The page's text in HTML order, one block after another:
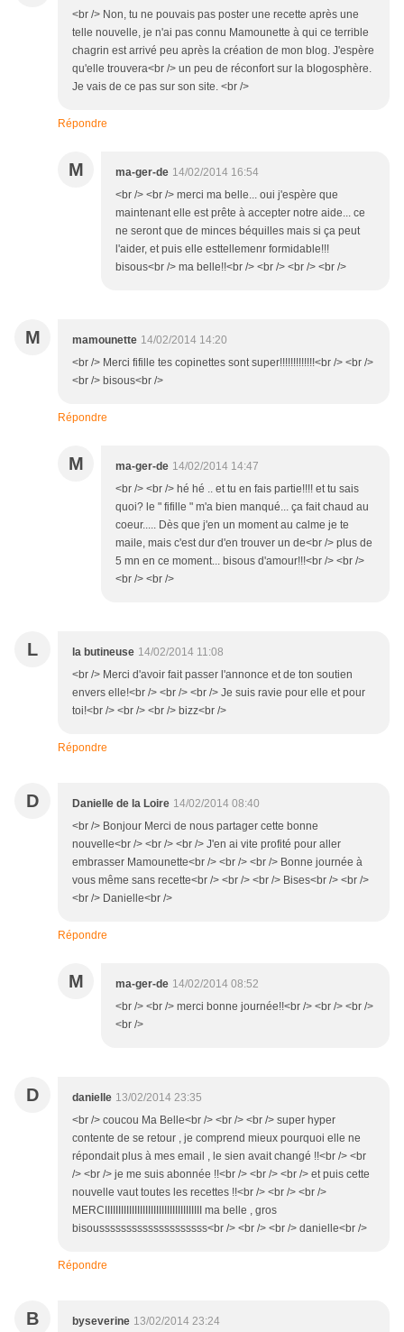
<br /> Non, tu ne pouvais pas poster une recette après une
telle nouvelle, je n'ai pas connu Mamounette à qui ce terrible
chagrin est arrivé peu après la création de mon blog. J'espère
qu'elle trouvera<br /> un peu de réconfort sur la blogosphère.
Je vais de ce pas sur son site. <br />
Répondre
M ma-ger-de 14/02/2014 16:54
<br /> <br /> merci ma belle... oui j'espère que
maintenant elle est prête à accepter notre aide... ce
ne seront que de minces béquilles mais si ça peut
l'aider, et puis elle esttellemenr formidable!!!
bisous<br /> ma belle!!<br /> <br /> <br /> <br />
M mamounette 14/02/2014 14:20
<br /> Merci fifille tes copinettes sont super!!!!!!!!!!!!!<br /> <br />
<br /> bisous<br />
Répondre
M ma-ger-de 14/02/2014 14:47
<br /> <br /> hé hé .. et tu en fais partie!!!! et tu sais
quoi? le " fifille " m'a bien manqué... ça fait chaud au
coeur..... Dès que j'en un moment au calme je te
maile, mais c'est dur d'en trouver un de<br /> plus de
5 mn en ce moment... bisous d'amour!!!<br /> <br />
<br /> <br />
L la butineuse 14/02/2014 11:08
<br /> Merci d'avoir fait passer l'annonce et de ton soutien
envers elle!<br /> <br /> <br /> Je suis ravie pour elle et pour
toi!<br /> <br /> <br /> bizz<br />
Répondre
D Danielle de la Loire 14/02/2014 08:40
<br /> Bonjour Merci de nous partager cette bonne
nouvelle<br /> <br /> <br /> J'en ai vite profité pour aller
embrasser Mamounette<br /> <br /> <br /> Bonne journée à
vous même sans recette<br /> <br /> <br /> Bises<br /> <br />
<br /> Danielle<br />
Répondre
M ma-ger-de 14/02/2014 08:52
<br /> <br /> merci bonne journée!!<br /> <br /> <br />
<br />
D danielle 13/02/2014 23:35
<br /> coucou Ma Belle<br /> <br /> <br /> super hyper
contente de se retour , je comprend mieux pourquoi elle ne
répondait plus à mes email , le sien avait changé !!<br /> <br
/> <br /> je me suis abonnée !!<br /> <br /> <br /> et puis cette
nouvelle vaut toutes les recettes !!<br /> <br /> <br />
MERCIIIIIIIIIIIIIIIIIIIIIIIIIIIIIIIIIIII ma belle , gros
bisoussssssssssssssssssss<br /> <br /> <br /> danielle<br />
Répondre
B byseverine 13/02/2014 23:24